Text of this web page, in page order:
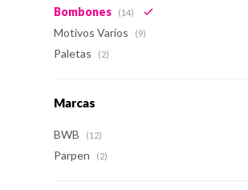
Bombones (14)
Motivos Varios (9)
Paletas (2)
Marcas
BWB (12)
Parpen (2)